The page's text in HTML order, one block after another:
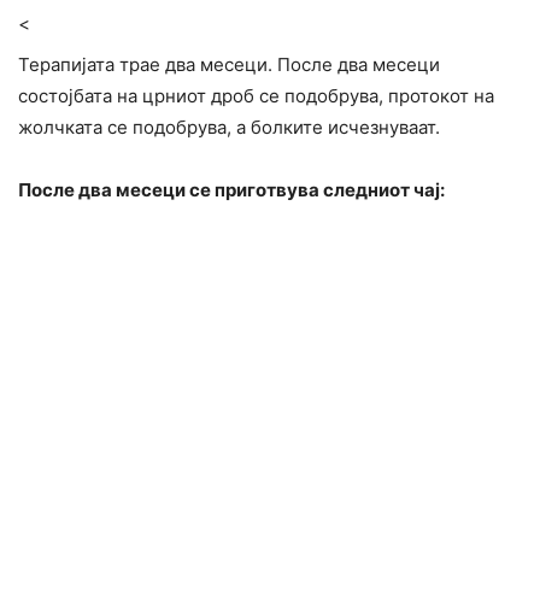
<
Терапијата трае два месеци. После два месеци
состојбата на црниот дроб се подобрува, протокот на
жолчката се подобрува, а болките исчезнуваат.
После два месеци се приготвува следниот чај: